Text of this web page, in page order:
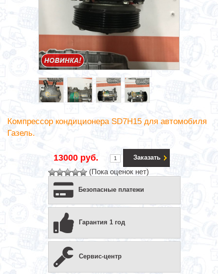
Компрессор кондиционера SD7H15 для автомобиля
Газель.
13000 руб. Заказать
(Пока оценок нет)
Безопасные платежи
Гарантия 1 год
Сервис-центр